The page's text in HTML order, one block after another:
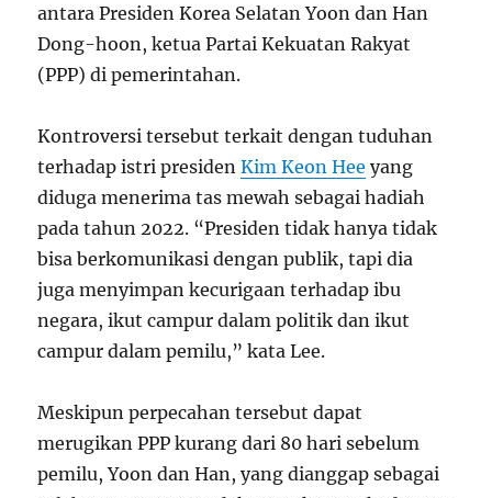
antara Presiden Korea Selatan Yoon dan Han
Dong-hoon, ketua Partai Kekuatan Rakyat
(PPP) di pemerintahan.
Kontroversi tersebut terkait dengan tuduhan
terhadap istri presidenKim Keon Hee yang
diduga menerima tas mewah sebagai hadiah
pada tahun 2022. “Presiden tidak hanya tidak
bisa berkomunikasi dengan publik, tapi dia
juga menyimpan kecurigaan terhadap ibu
negara, ikut campur dalam politik dan ikut
campur dalam pemilu,” kata Lee.
Meskipun perpecahan tersebut dapat
merugikan PPP kurang dari 80 hari sebelum
pemilu, Yoon dan Han, yang dianggap sebagai